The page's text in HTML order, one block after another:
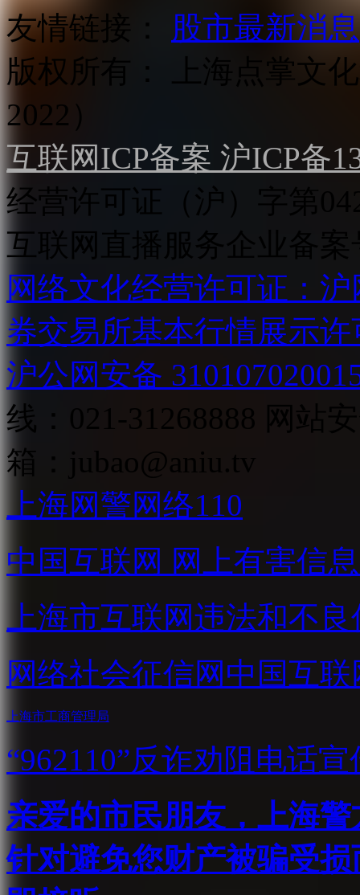
友情链接：
股市最新消息
版权所有：
上海点掌文
2022）
互联网ICP备案 沪ICP备
经营许可证（沪）字第
互联网直播服务企业备案
网络文化经营许可证：
券交易所基本行情展示许
沪公网安备
线：021-31268888
箱：
上海网警网络110
中国互联网 网上有害信
上海市互联网违法和不
网络社会征信网 中国互
上海市工商管理局
“962110”反诈劝阻电话宣
亲爱的市民朋友，上海
针对避免您财产被骗受